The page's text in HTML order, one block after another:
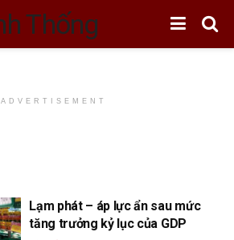
ADVERTISEMENT
Lạm phát – áp lực ẩn sau mức
tăng trưởng kỷ lục của GDP